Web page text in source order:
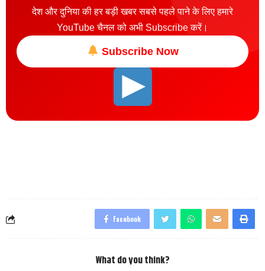
देश और दुनिया की हर बड़ी खबर सबसे पहले पाने के लिए हमारे
YouTube चैनल को अभी Subscribe करें।
Subscribe Now
Facebook
What do you think?